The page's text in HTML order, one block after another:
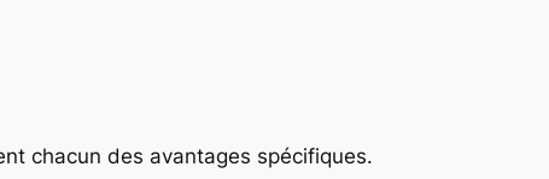
chacun des avantages spécifiques.